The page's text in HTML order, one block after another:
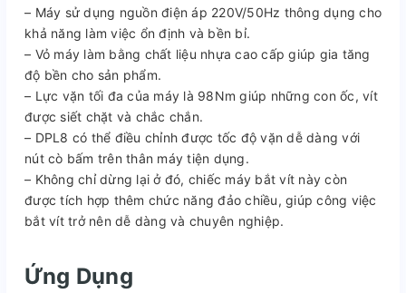
– Máy sử dụng nguồn điện áp 220V/50Hz thông dụng cho
khả năng làm việc ổn định và bền bỉ.
– Vỏ máy làm bằng chất liệu nhựa cao cấp giúp gia tăng
độ bền cho sản phẩm.
– Lực vặn tối đa của máy là 98Nm giúp những con ốc, vít
được siết chặt và chắc chắn.
– DPL8 có thể điều chỉnh được tốc độ vặn dễ dàng với
nút cò bấm trên thân máy tiện dụng.
– Không chỉ dừng lại ở đó, chiếc máy bắt vít này còn
được tích hợp thêm chức năng đảo chiều, giúp công việc
bắt vít trở nên dễ dàng và chuyên nghiệp.
Ứng Dụng